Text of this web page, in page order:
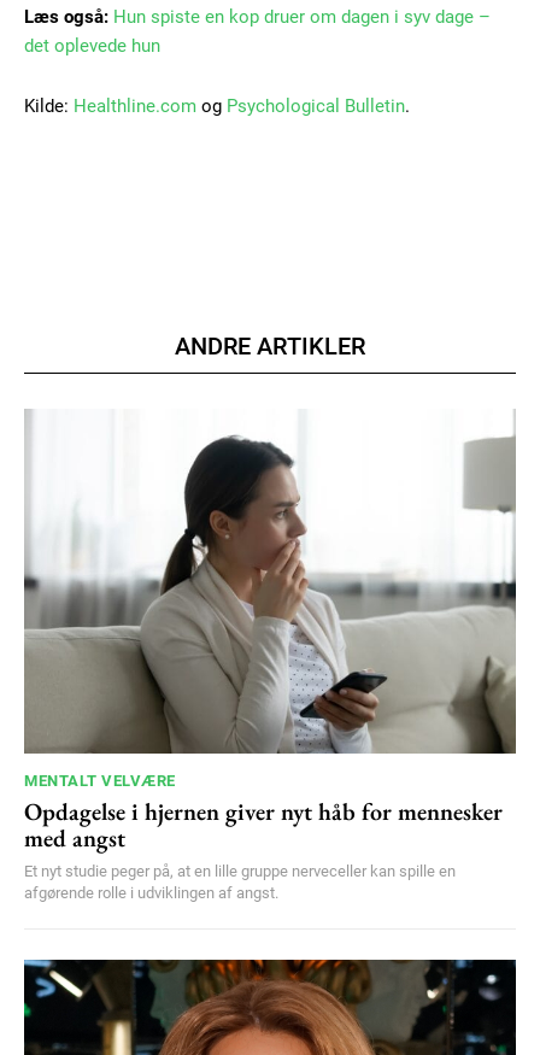
Læs også: Hun spiste en kop druer om dagen i syv dage –
det oplevede hun
Kilde: Healthline.com og Psychological Bulletin.
ANDRE ARTIKLER
MENTALT VELVÆRE
Opdagelse i hjernen giver nyt håb for mennesker
med angst
Et nyt studie peger på, at en lille gruppe nerveceller kan spille en
afgørende rolle i udviklingen af angst.